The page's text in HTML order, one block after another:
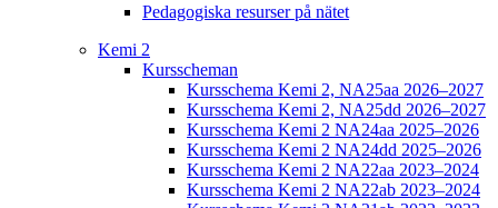
Pedagogiska resurser på nätet
Kemi 2
Kursscheman
Kursschema Kemi 2, NA25aa 2026–2027
Kursschema Kemi 2, NA25dd 2026–2027
Kursschema Kemi 2 NA24aa 2025–2026
Kursschema Kemi 2 NA24dd 2025–2026
Kursschema Kemi 2 NA22aa 2023–2024
Kursschema Kemi 2 NA22ab 2023–2024